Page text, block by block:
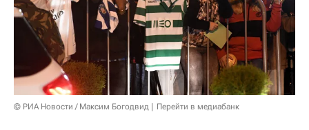
© РИА Новости / Максим Богодвид Перейти в медиабанк